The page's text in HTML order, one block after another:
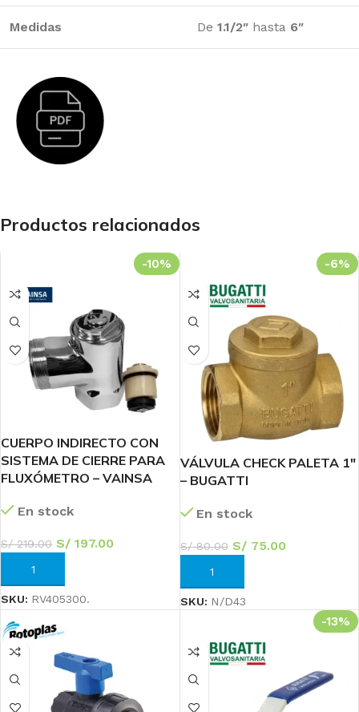
Medidas De 1.1/2″ hasta 6″
Productos relacionados
-10%
CUERPO INDIRECTO CON
SISTEMA DE CIERRE PARA
FLUXÓMETRO – VAINSA
En stock
S/219.00 S/ 197.00
AÑADIR AL CARRITO
SKU: RV405300.
-6%
VÁLVULA CHECK PALETA 1″
– BUGATTI
En stock
S/80.00 S/75.00
AÑADIR AL CARRITO
SKU: N/D43
-13%